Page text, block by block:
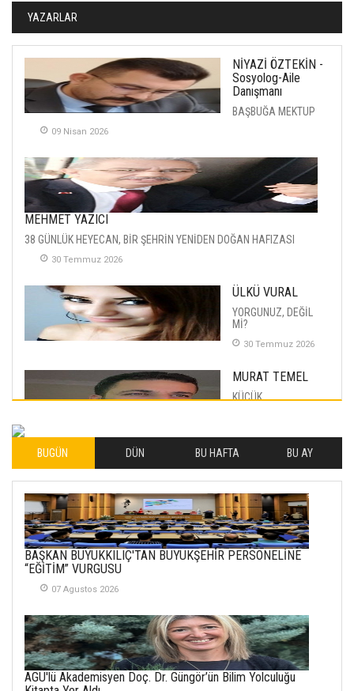
YAZARLAR
NİYAZİ ÖZTEKİN -
Sosyolog-Aile
Danışmanı
BAŞBUĞA MEKTUP
09 Nisan 2026
MEHMET YAZICI
38 GÜNLÜK HEYECAN, BİR ŞEHRİN YENİDEN DOĞAN HAFIZASI
30 Temmuz 2026
ÜLKÜ VURAL
YORGUNUZ, DEĞİL
Mİ?
30 Temmuz 2026
MURAT TEMEL
KÜÇÜK
İLHAN YILMAZ
SOFRADA AYRIMCILIK
VAR
26 Subat 2026
METİN ERTEM
SEMRA ŞAHİN
KENDİNE UYANMAK
30 Temmuz 2026
BUGÜN DÜN BU HAFTA BU AY
BAŞKAN BÜYÜKKILIÇ'TAN BÜYÜKŞEHİR PERSONELİNE
“EĞİTİM” VURGUSU
07 Agustos 2026
AGÜ'lü Akademisyen Doç. Dr. Güngör’ün Bilim Yolculuğu